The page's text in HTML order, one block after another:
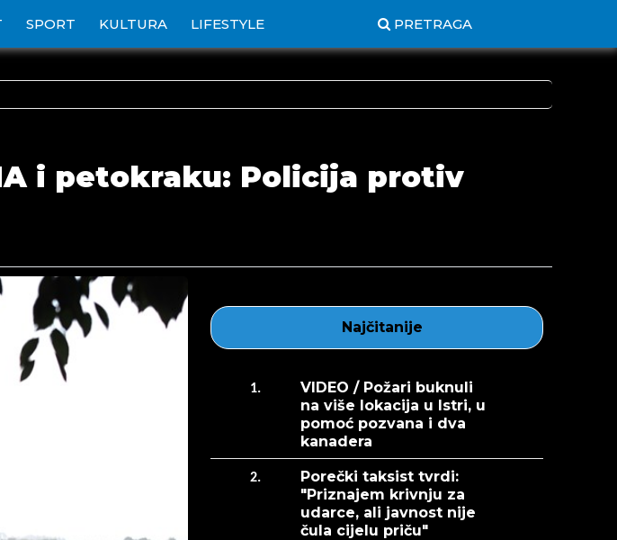
SPORT KULTURA LIFESTYLE PRETRAGA
i petokraku: Policija protiv
Najčitanije
1.
VIDEO / Požari buknuli
na više lokacija u Istri, u
pomoć pozvana i dva
kanadera
2.
Porečki taksist tvrdi:
"Priznajem krivnju za
udarce, ali javnost nije
čula cijelu priču"